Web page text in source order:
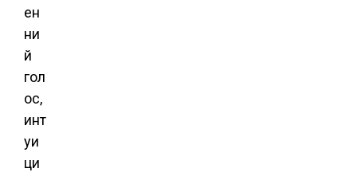
ен
ни
й
гол
ос,
инт
уи
ци